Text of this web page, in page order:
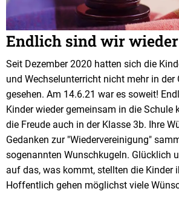
Endlich sind wir
Seit Dezember 2020 hatten sich die
und Wechselunterricht nicht mehr in der
gesehen. Am 14.6.21 war es soweit!
Kinder wieder gemeinsam in die Schule
die Freude auch in der Klasse 3b. Ihre
Gedanken zur "Wiedervereinigung"
sogenannten Wunschkugeln. Glücklich
auf das, was kommt, stellten die Kinder
Hoffentlich gehen möglichst viele